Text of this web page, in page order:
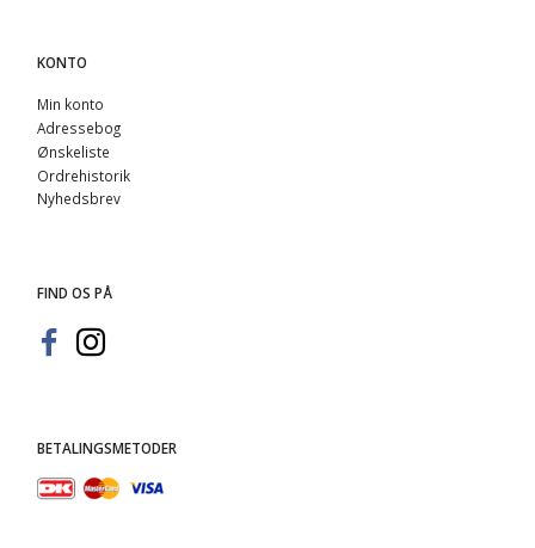
KONTO
Min konto
Adressebog
Ønskeliste
Ordrehistorik
Nyhedsbrev
FIND OS PÅ
BETALINGSMETODER